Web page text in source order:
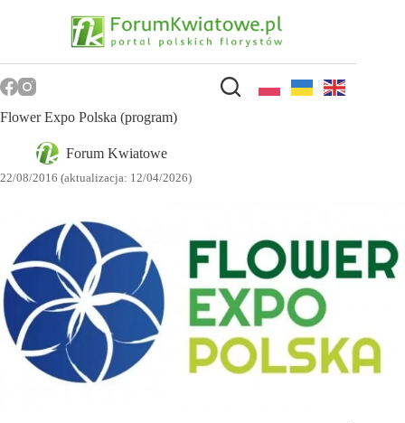
Flower Expo Polska (program)
Forum Kwiatowe
22/08/2016 (aktualizacja: 12/04/2026)